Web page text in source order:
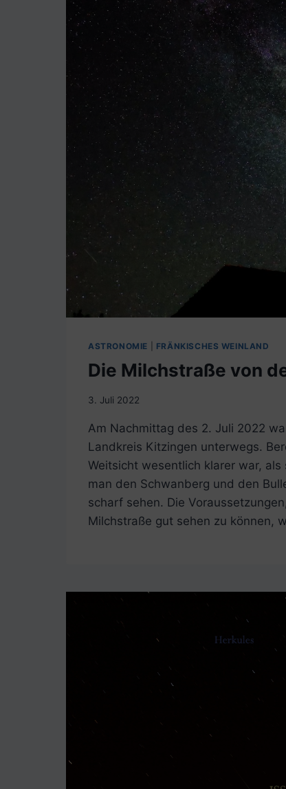
ASTRONOMIE FRÄNKISCHES WEINLAND
Die Milchstraße von
3. Juli 2022
Am Nachmittag des 2. Juli 2022
Landkreis Kitzingen unterwegs.
Weitsicht wesentlich klarer war,
man den Schwanberg und den
scharf sehen. Die
Milchstraße gut sehen zu können,